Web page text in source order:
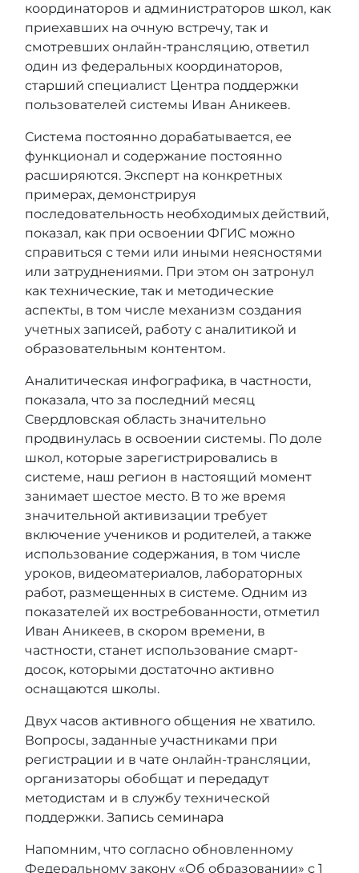
координаторов и администраторов школ, как
приехавших на очную встречу, так и
смотревших онлайн-трансляцию, ответил
один из федеральных координаторов,
старший специалист Центра поддержки
пользователей системы Иван Аникеев.
Система постоянно дорабатывается, ее
функционал и содержание постоянно
расширяются. Эксперт на конкретных
примерах, демонстрируя
последовательность необходимых действий,
показал, как при освоении ФГИС можно
справиться с теми или иными неясностями
или затруднениями. При этом он затронул
как технические, так и методические
аспекты, в том числе механизм создания
учетных записей, работу с аналитикой и
образовательным контентом.
Аналитическая инфографика, в частности,
показала, что за последний месяц
Свердловская область значительно
продвинулась в освоении системы. По доле
школ, которые зарегистрировались в
системе, наш регион в настоящий момент
занимает шестое место. В то же время
значительной активизации требует
включение учеников и родителей, а также
использование содержания, в том числе
уроков, видеоматериалов, лабораторных
работ, размещенных в системе. Одним из
показателей их востребованности, отметил
Иван Аникеев, в скором времени, в
частности, станет использование смарт-
досок, которыми достаточно активно
оснащаются школы.
Двух часов активного общения не хватило.
Вопросы, заданные участниками при
регистрации и в чате онлайн-трансляции,
организаторы обобщат и передадут
методистам и в службу технической
поддержки. Запись семинара
Напомним, что согласно обновленному
Федеральному закону «Об образовании» с 1